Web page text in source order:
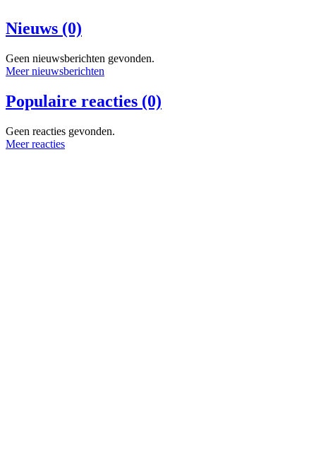
Nieuws (0)
Geen nieuwsberichten gevonden.
Meer nieuwsberichten
Populaire reacties (0)
Geen reacties gevonden.
Meer reacties